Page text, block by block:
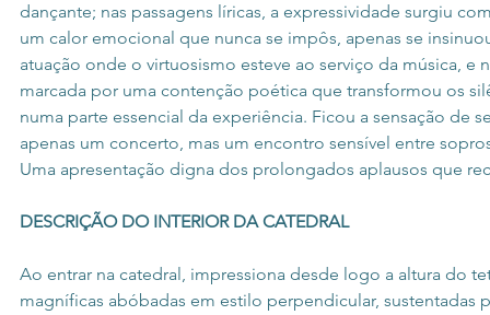
dançante; nas passagens líricas, a expressividade surgiu
um calor emocional que nunca se impôs, apenas se
atuação onde o virtuosismo esteve ao serviço da música, e
marcada por uma contenção poética que transformou os
numa parte essencial da experiência. Ficou a sensação de
apenas um concerto, mas um encontro sensível entre
Uma apresentação digna dos prolongados aplausos que
DESCRIÇÃO DO INTERIOR DA CATEDRAL
Ao entrar na catedral, impressiona desde logo a altura do
magníficas abóbadas em estilo perpendicular, sustentadas